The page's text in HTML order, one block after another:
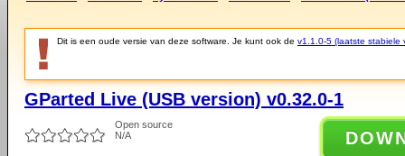
Dit is een oude versie van deze software. Je kunt ook de v1.1.0-5 (laatste stabiele
GParted Live (USB version) v0.32.0-1
Open source
N/A